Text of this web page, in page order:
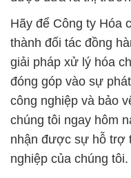
# Địa chỉ cung cấp ≡
Na2CO3 Þ Soda Ash
# Công ty thương
Na2CO3 Þ Soda
# Công ty phân phối
Na2CO3 Þ Soda Ash
# Cty phân phối Ø
Na2CO3 Þ Soda Ash